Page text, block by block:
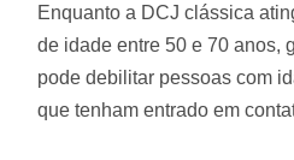
Enquanto a DCJ clássica
de idade entre 50 e 70 anos,
pode debilitar pessoas com
que tenham entrado em